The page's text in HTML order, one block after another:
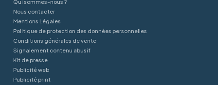
Qui sommes-nous ?
Nous contacter
Mentions Légales
Politique de protection des données personnelles
Conditions générales de vente
Signalement contenu abusif
Kit de presse
Publicité web
Publicité print